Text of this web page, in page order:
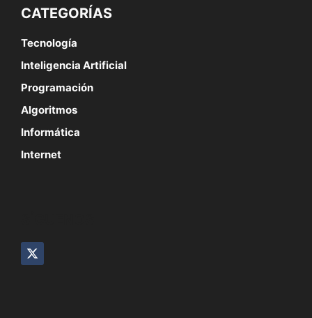
CATEGORÍAS
Tecnología
Inteligencia Artificial
Programación
Algoritmos
Informática
Internet